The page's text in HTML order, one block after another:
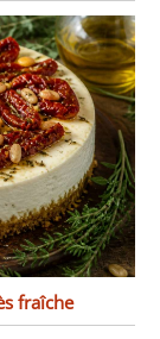
fraîche